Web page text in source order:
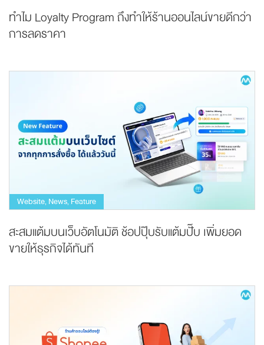
ทำไม Loyalty Program ถึงทำให้ร้านออนไลน์ขายดีกว่า
การลดราคา
Website, News, Feature
สะสมแต้มบนเว็บอัตโนมัติ ช้อปปุ๊บรับแต้มปั๊บ เพิ่มยอด
ขายให้ธุรกิจได้ทันที